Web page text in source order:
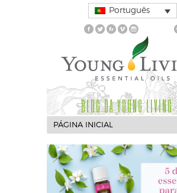
Português
BLOG DA YOUNG LIVING